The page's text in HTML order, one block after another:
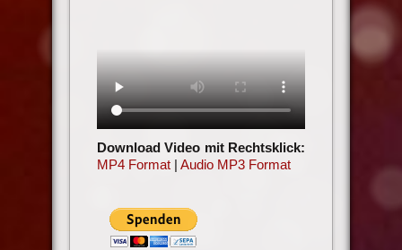
Download Video mit Rechtsklick:
MP4 Format| Audio MP3 Format